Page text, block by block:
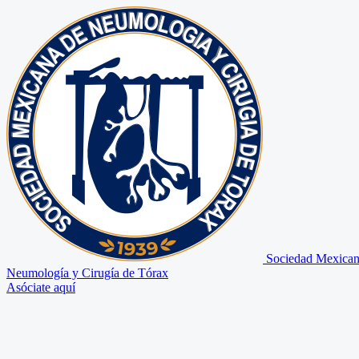
Sociedad
Neumología y Cirugía de Tórax
Asóciate aquí